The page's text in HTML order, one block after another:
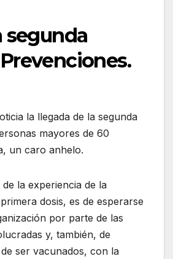
segunda
la llegada de la segunda
mayores de 60
un caro anhelo.
la experiencia de la
dosis, es de esperarse
por parte de las
y, también, de
ser vacunados, con la